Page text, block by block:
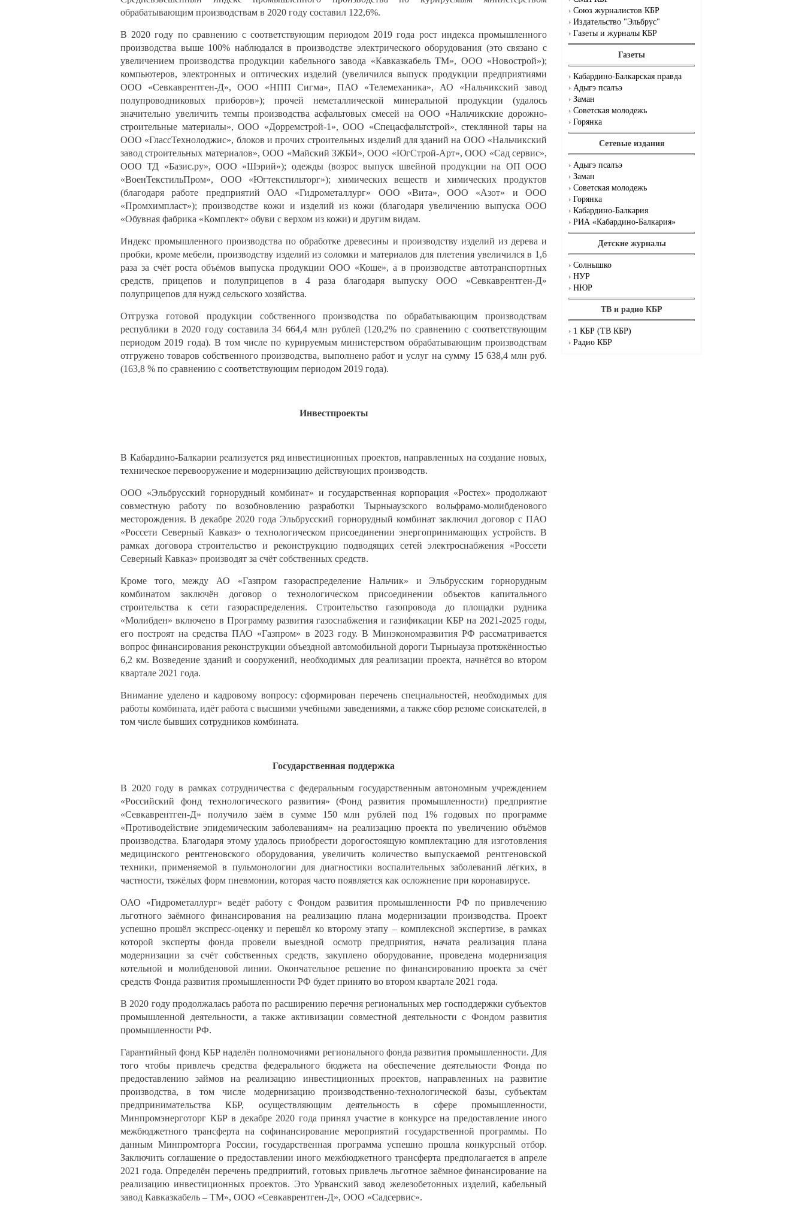
Союз журналистов КБР
Издательство "Эльбрус"
Газеты и журналы КБР
Газеты
Кабардино-Балкарская правда
Адыгэ псалъэ
Заман
Советская молодежь
Горянка
Сетевые издания
Адыгэ псалъэ
Заман
Советская молодежь
Горянка
Кабардино-Балкария
РИА «Кабардино-Балкария»
Детские журналы
Солнышко
НУР
НЮР
ТВ и радио КБР
1 КБР (ТВ КБР)
Радио КБР
обрабатывающим производствам в 2020 году составил 122,6%.
В 2020 году по сравнению с соответствующим периодом 2019 года рост индекса промышленного
производства выше 100% наблюдался в производстве электрического оборудования (это связано с
увеличением производства продукции кабельного завода «Кавказкабель ТМ», ООО «Новострой»);
компьютеров, электронных и оптических изделий (увеличился выпуск продукции предприятиями
ООО «Севкаврентген-Д», ООО «НПП Сигма», ПАО «Телемеханика», АО «Нальчикский завод
полупроводниковых приборов»); прочей неметаллической минеральной продукции (удалось
значительно увеличить темпы производства асфальтовых смесей на ООО «Нальчикские дорожно-
строительные материалы», ООО «Дорремстрой-1», ООО «Спецасфальтстрой», стеклянной тары на
ООО «ГлассТехнолоджис», блоков и прочих строительных изделий для зданий на ООО «Нальчикский
завод строительных материалов», ООО «Майский ЗЖБИ», ООО «ЮгСтрой-Арт», ООО «Сад сервис»,
ООО ТД «Базис.ру», ООО «Шэрий»); одежды (возрос выпуск швейной продукции на ОП ООО
«ВоенТекстильПром», ООО «Югтекстильторг»); химических веществ и химических продуктов
(благодаря работе предприятий ОАО «Гидрометаллург» ООО «Вита», ООО «Азот» и ООО
«Промхимпласт»); производстве кожи и изделий из кожи (благодаря увеличению выпуска ООО
«Обувная фабрика «Комплект» обуви с верхом из кожи) и другим видам.
Индекс промышленного производства по обработке древесины и производству изделий из дерева и
пробки, кроме мебели, производству изделий из соломки и материалов для плетения увеличился в 1,6
раза за счёт роста объёмов выпуска продукции ООО «Коше», а в производстве автотранспортных
средств, прицепов и полуприцепов в 4 раза благодаря выпуску ООО «Севкаврентген-Д»
полуприцепов для нужд сельского хозяйства.
Отгрузка готовой продукции собственного производства по обрабатывающим производствам
республики в 2020 году составила 34 664,4 млн рублей (120,2% по сравнению с соответствующим
периодом 2019 года). В том числе по курируемым министерством обрабатывающим производствам
отгружено товаров собственного производства, выполнено работ и услуг на сумму 15 638,4 млн руб.
(163,8 % по сравнению с соответствующим периодом 2019 года).
Инвестпроекты
В Кабардино-Балкарии реализуется ряд инвестиционных проектов, направленных на создание новых,
техническое перевооружение и модернизацию действующих производств.
ООО «Эльбрусский горнорудный комбинат» и государственная корпорация «Ростех» продолжают
совместную работу по возобновлению разработки Тырныаузского вольфрамо-молибденового
месторождения. В декабре 2020 года Эльбрусский горнорудный комбинат заключил договор с ПАО
«Россети Северный Кавказ» о технологическом присоединении энергопринимающих устройств. В
рамках договора строительство и реконструкцию подводящих сетей электроснабжения «Россети
Северный Кавказ» производят за счёт собственных средств.
Кроме того, между АО «Газпром газораспределение Нальчик» и Эльбрусским горнорудным
комбинатом заключён договор о технологическом присоединении объектов капитального
строительства к сети газораспределения. Строительство газопровода до площадки рудника
«Молибден» включено в Программу развития газоснабжения и газификации КБР на 2021-2025 годы,
его построят на средства ПАО «Газпром» в 2023 году. В Минэкономразвития РФ рассматривается
вопрос финансирования реконструкции объездной автомобильной дороги Тырныауза протяжённостью
6,2 км. Возведение зданий и сооружений, необходимых для реализации проекта, начнётся во втором
квартале 2021 года.
Внимание уделено и кадровому вопросу: сформирован перечень специальностей, необходимых для
работы комбината, идёт работа с высшими учебными заведениями, а также сбор резюме соискателей, в
том числе бывших сотрудников комбината.
Государственная поддержка
В 2020 году в рамках сотрудничества с федеральным государственным автономным учреждением
«Российский фонд технологического развития» (Фонд развития промышленности) предприятие
«Севкаврентген-Д» получило заём в сумме 150 млн рублей под 1% годовых по программе
«Противодействие эпидемическим заболеваниям» на реализацию проекта по увеличению объёмов
производства. Благодаря этому удалось приобрести дорогостоящую комплектацию для изготовления
медицинского рентгеновского оборудования, увеличить количество выпускаемой рентгеновской
техники, применяемой в пульмонологии для диагностики воспалительных заболеваний лёгких, в
частности, тяжёлых форм пневмонии, которая часто появляется как осложнение при коронавирусе.
ОАО «Гидрометаллург» ведёт работу с Фондом развития промышленности РФ по привлечению
льготного заёмного финансирования на реализацию плана модернизации производства. Проект
успешно прошёл экспресс-оценку и перешёл ко второму этапу – комплексной экспертизе, в рамках
которой эксперты фонда провели выездной осмотр предприятия, начата реализация плана
модернизации за счёт собственных средств, закуплено оборудование, проведена модернизация
котельной и молибденовой линии. Окончательное решение по финансированию проекта за счёт
средств Фонда развития промышленности РФ будет принято во втором квартале 2021 года.
В 2020 году продолжалась работа по расширению перечня региональных мер господдержки субъектов
промышленной деятельности, а также активизации совместной деятельности с Фондом развития
промышленности РФ.
Гарантийный фонд КБР наделён полномочиями регионального фонда развития промышленности. Для
того чтобы привлечь средства федерального бюджета на обеспечение деятельности Фонда по
предоставлению займов на реализацию инвестиционных проектов, направленных на развитие
производства, в том числе модернизацию производственно-технологической базы, субъектам
предпринимательства КБР, осуществляющим деятельность в сфере промышленности,
Минпромэнерготорг КБР в декабре 2020 года принял участие в конкурсе на предоставление иного
межбюджетного трансферта на софинансирование мероприятий государственной программы. По
данным Минпромторга России, государственная программа успешно прошла конкурсный отбор.
Заключить соглашение о предоставлении иного межбюджетного трансферта предполагается в апреле
2021 года. Определён перечень предприятий, готовых привлечь льготное заёмное финансирование на
реализацию инвестиционных проектов. Это Урванский завод железобетонных изделий, кабельный
завод Кавказкабель – ТМ», ООО «Севкаврентген-Д», ООО «Садсервис».